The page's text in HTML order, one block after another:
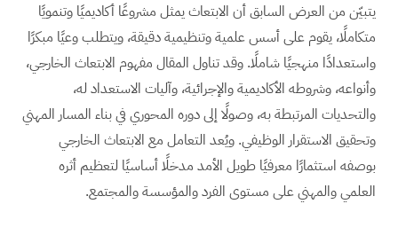
يتبيّن من العرض السابق أن الابتعاث يمثل مشروعًا أكاديميًا وتنمويًا
متكاملًا، يقوم على أسس علمية وتنظيمية دقيقة، ويتطلب وعيًا مبكرًا
واستعدادًا منهجيًا شاملًا. وقد تناول المقال مفهوم الابتعاث الخارجي،
وأنواعه، وشروطه الأكاديمية والإجرائية، وآليات الاستعداد له،
والتحديات المرتبطة به، وصولًا إلى دوره المحوري في بناء المسار المهني
وتحقيق الاستقرار الوظيفي. ويُعد التعامل مع الابتعاث الخارجي
بوصفه استثمارًا معرفيًا طويل الأمد مدخلًا أساسيًا لتعظيم أثره
العلمي والمهني على مستوى الفرد والمؤسسة والمجتمع.